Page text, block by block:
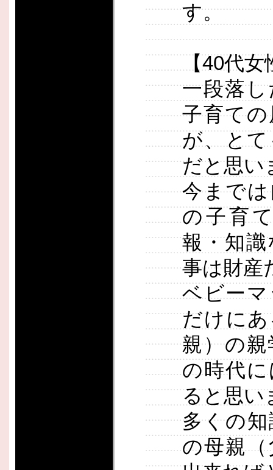
す。
【40代
一段落
子育て
が、と
だと思い
今まで
の子育
報・知
事は財産
ベビー
だけに
親）の
の時代
ると思い
多くの
の母親